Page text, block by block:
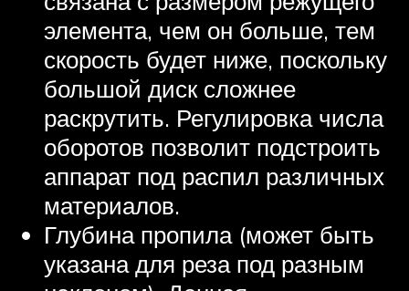
элемента, чем он больше, тем
скорость будет ниже, поскольку
большой диск сложнее
раскрутить. Регулировка числа
оборотов позволит подстроить
аппарат под распил различных
материалов.
Глубина пропила (может быть
указана для реза под разным